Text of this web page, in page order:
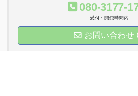
080-3177-
受付：開館時間内
お問い合わせ